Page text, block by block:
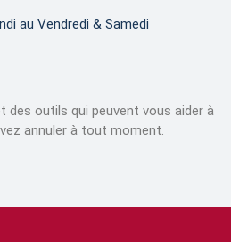
au Vendredi & Samedi
des outils qui peuvent vous aider à
annuler à tout moment.